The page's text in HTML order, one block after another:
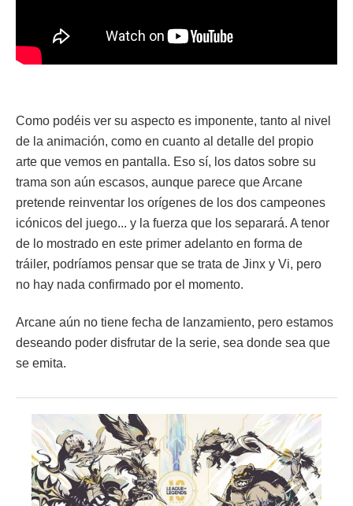
Como podéis ver su aspecto es imponente, tanto al nivel
de la animación, como en cuanto al detalle del propio
arte que vemos en pantalla. Eso sí, los datos sobre su
trama son aún escasos, aunque parece que Arcane
pretende reinventar los orígenes de los dos campeones
icónicos del juego... y la fuerza que los separará. A tenor
de lo mostrado en este primer adelanto en forma de
tráiler, podríamos pensar que se trata de Jinx y Vi, pero
no hay nada confirmado por el momento.
Arcane aún no tiene fecha de lanzamiento, pero estamos
deseando poder disfrutar de la serie, sea donde sea que
se emita.